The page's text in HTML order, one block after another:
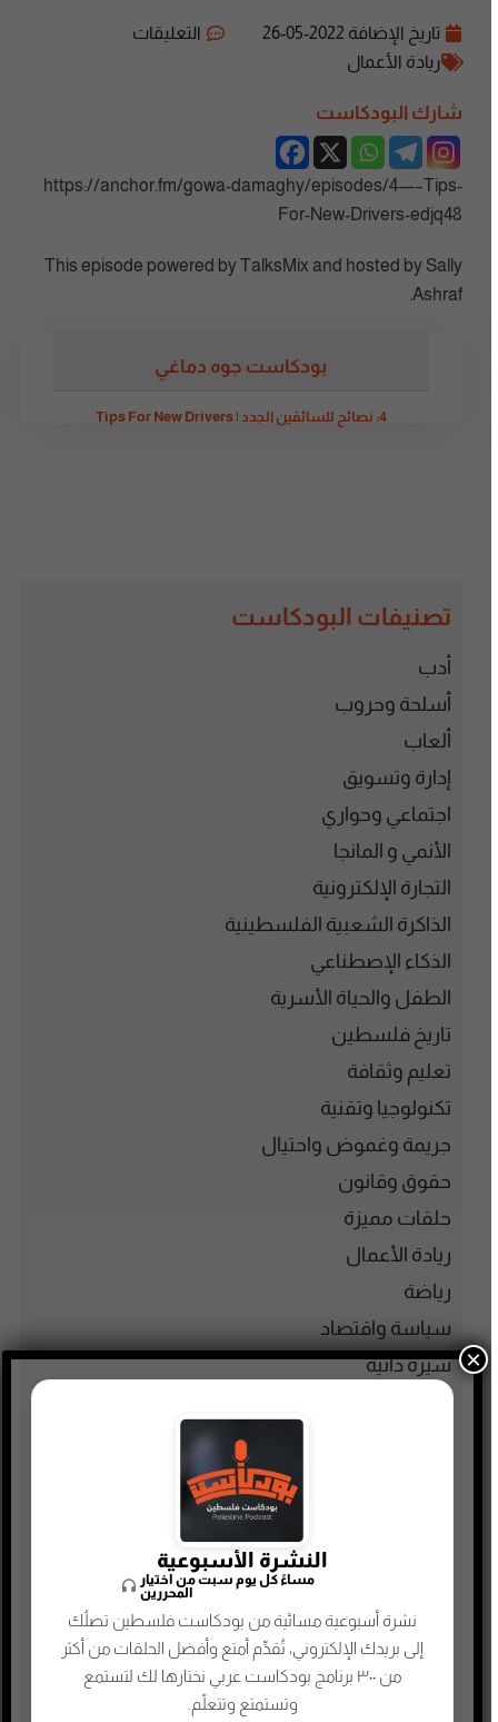
تاريخ الإضافة2022-05-26
التعليقات
ريادة الأعمال
شارك البودكاست
https://anchor.fm/gowa-damaghy/episodes/4—–Tips-
For-New-Drivers-edjq48
This episode powered by TalksMix and hosted by Sally
Ashraf.
بودكاست جوه دماغي
4: نصائح للسائقين الجدد | Tips For New Drivers
تصنيفات البودكاست
أدب
أسلحة وحروب
ألعاب
إدارة وتسويق
اجتماعي وحواري
الأنمي و المانجا
التجارة الإلكترونية
الذاكرة الشعبية الفلسطينية
الذكاء الإصطناعي
الطفل والحياة الأسرية
تاريخ فلسطين
تعليم وثقافة
تكنولوجيا وتقنية
جريمة وغموض واحتيال
حقوق وقانون
حلقات مميزة
ريادة الأعمال
رياضة
سياسة واقتصاد
سيرة ذاتية
صحافة وإعلام جديد
فلسطين
فنون وترفيه
قرآن كريم ومحاضرات
النشرة الأسبوعية
مساءً كل يوم سبت من اختيار
المحررين
نشرة أسبوعية مسائية من بودكاست فلسطين تصلُك
إلى بريدك الإلكتروني، تُقدِّم أمتع وأفضل الحلقات من أكثر
من ٣٠٠ برنامج بودكاست عربي نختارها لك لتستمع
وتستمتع وتتعلّم.
×